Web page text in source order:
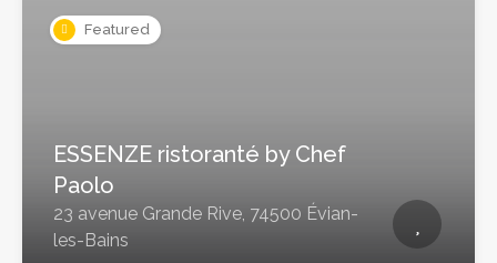
Featured
ESSENZE ristoranté by Chef
Paolo
23 avenue Grande Rive, 74500 Évian-
les-Bains